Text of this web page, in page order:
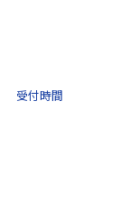
受付時間